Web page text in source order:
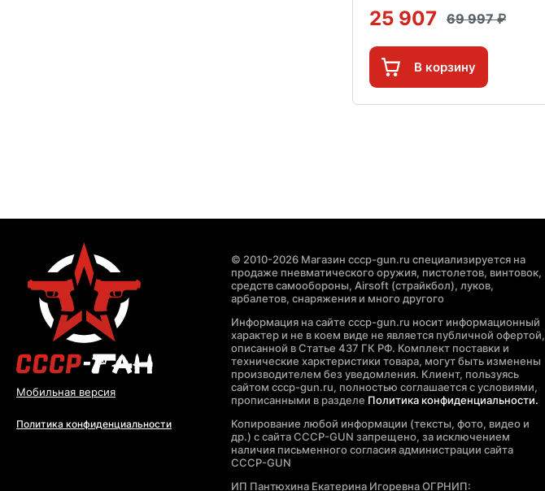
25 907 69 997
В корзину
Мобильная версия
Политика конфиденциальности
© 2010-2026 Магазин cccp-gun.ru специализируется на
продаже пневматического оружия, пистолетов, винтовок,
средств самообороны, Airsoft (страйкбол), луков,
арбалетов, снаряжения и много другого
Информация на сайте cccp-gun.ru носит информационный
характер и не в коем виде не является публичной офертой,
описанной в Статье 437 ГК РФ. Комплект поставки и
технические харктеристики товара, могут быть изменены
производителем без уведомления. Клиент, пользуясь
сайтом cccp-gun.ru, полностью соглашается с условиями,
прописанными в разделе Политика конфиденциальности.
Копирование любой информации (тексты, фото, видео и
др.) с сайта CCCP-GUN запрещено, за исключением
наличия письменного согласия администрации сайта
CCCP-GUN
ИП Пантюхина Екатерина Игоревна ОГРНИП: